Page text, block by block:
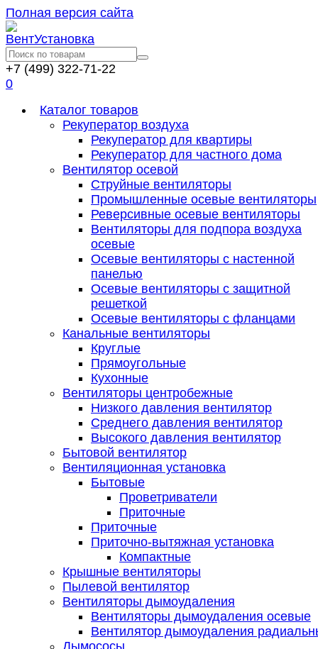
Полная версия сайта
+7 (499) 322-71-22
0
Каталог товаров
Рекуператор воздуха
Рекуператор для квартиры
Рекуператор для частного дома
Вентилятор осевой
Струйные вентиляторы
Промышленные осевые вентиляторы
Реверсивные осевые вентиляторы
Вентиляторы для подпора воздуха
осевые
Осевые вентиляторы с настенной
панелью
Осевые вентиляторы с защитной
решеткой
Осевые вентиляторы с фланцами
Канальные вентиляторы
Круглые
Прямоугольные
Кухонные
Вентиляторы центробежные
Низкого давления вентилятор
Среднего давления вентилятор
Высокого давления вентилятор
Бытовой вентилятор
Вентиляционная установка
Бытовые
Проветриватели
Приточные
Приточные
Приточно-вытяжная установка
Компактные
Крышные вентиляторы
Пылевой вентилятор
Вентиляторы дымоудаления
Вентиляторы дымоудаления осевые
Вентилятор дымоудаления
Дымососы